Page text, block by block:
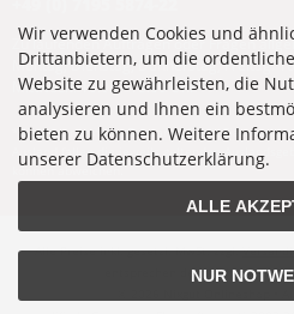
Zu laufenden Aufträgen oder Fragen
Montag, Dienstag, Donnerstag, Freitag:
Mittwoch: 10:00 - 18:00 Uhr
* Kosten: normaler Ortstarif DE, mit
Ausland fallen die jeweils geltenden
können abweichen.
Alle Preise inkl. gesetzl. MwSt. zzgl.
entsprechen dem bisherigen
Wir verwenden Cookies und
Drittanbietern, um die
Website zu gewährleisten, die
analysieren und Ihnen ein
bieten zu können. Weitere
unserer Datenschutzerklärung.
ALLE
NUR